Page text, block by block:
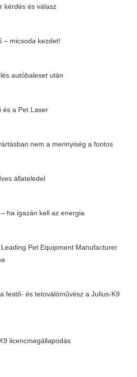
kérdés és válasz
– micsoda kezdet!
autóbaleset után
és a Pet Laser
nem a mennyiség a fontos
állateledel
ha igazán kell az energia
Pet Equipment Manufacturer
festő- és tetoválóművész a Julius-K9
licencmegállapodás